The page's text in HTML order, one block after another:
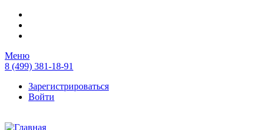
Перейти к основному содержанию
Меню
8 (499) 381-18-91
Зарегистрироваться
Войти